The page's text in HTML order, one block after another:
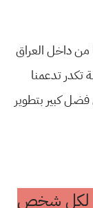
من داخل العراق
تدعمنا
راح تسوي فضل كبير بتطوير
لكل شخص